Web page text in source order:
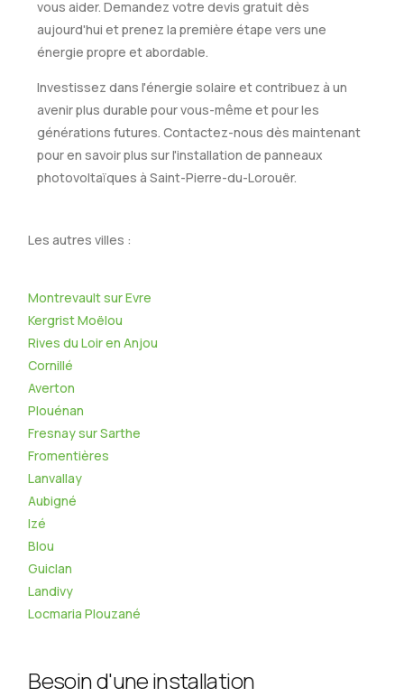
vous aider. Demandez votre devis gratuit dès
aujourd'hui et prenez la première étape vers une
énergie propre et abordable.
Investissez dans l'énergie solaire et contribuez à un
avenir plus durable pour vous-même et pour les
générations futures. Contactez-nous dès maintenant
pour en savoir plus sur l'installation de panneaux
photovoltaïques à Saint-Pierre-du-Lorouër.
Les autres villes :
Montrevault sur Evre
Kergrist Moëlou
Rives du Loir en Anjou
Cornillé
Averton
Plouénan
Fresnay sur Sarthe
Fromentières
Lanvallay
Aubigné
Izé
Blou
Guiclan
Landivy
Locmaria Plouzané
Besoin d'une installation